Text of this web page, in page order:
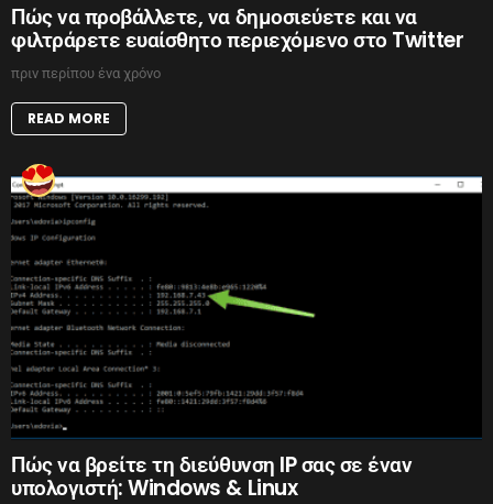
Πώς να προβάλλετε, να δημοσιεύετε και να
φιλτράρετε ευαίσθητο περιεχόμενο στο Twitter
πριν περίπου ένα χρόνο
READ MORE
Πώς να βρείτε τη διεύθυνση IP σας σε έναν
υπολογιστή: Windows & Linux